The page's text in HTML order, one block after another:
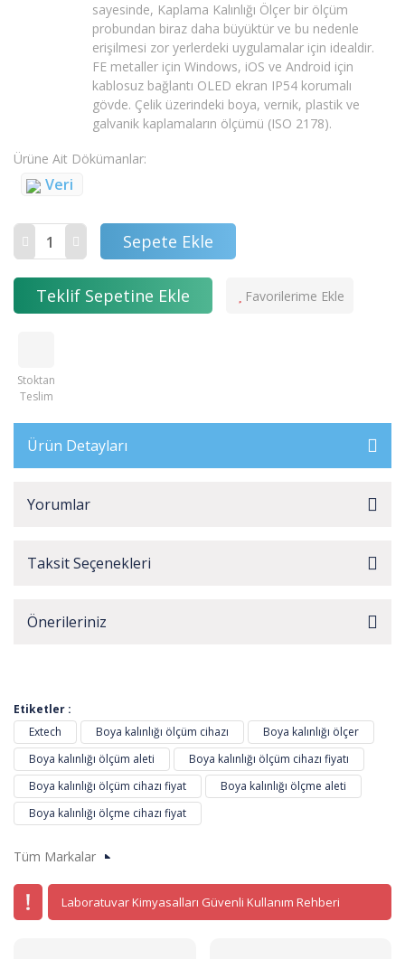
sayesinde, Kaplama Kalınlığı Ölçer bir ölçüm
probundan biraz daha büyüktür ve bu nedenle
erişilmesi zor yerlerdeki uygulamalar için idealdir.
FE metaller için Windows, iOS ve Android için
kablosuz bağlantı OLED ekran IP54 korumalı
gövde. Çelik üzerindeki boya, vernik, plastik ve
galvanik kaplamaların ölçümü (ISO 2178).
Ürüne Ait Dökümanlar
Veri
Sepete Ekle
Teklif Sepetine Ekle
Stoktan
Teslim
Ürün Detayları
Yorumlar
Taksit Seçenekleri
Önerileriniz
Etiketler :
Extech
Boya kalınlığı ölçüm cihazı
Boya kalınlığı ölçer
Boya kalınlığı ölçüm aleti
Boya kalınlığı ölçüm cihazı fiyatı
Boya kalınlığı ölçüm cihazı fiyat
Boya kalınlığı ölçme aleti
Boya kalınlığı ölçme cihazı fiyat
Tüm Markalar
Laboratuvar Kimyasalları Güvenli Kullanım Rehberi